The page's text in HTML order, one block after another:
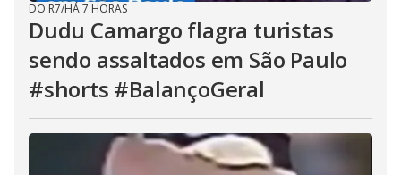
DO R7/HÁ 7 HORAS
Dudu Camargo flagra turistas
sendo assaltados em São Paulo
#shorts #BalançoGeral